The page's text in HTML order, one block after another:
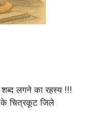
शब्द लगने का रहस्य !!!
के चित्रकूट जिले